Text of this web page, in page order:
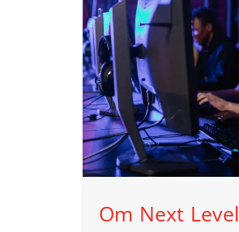
Om Next Level